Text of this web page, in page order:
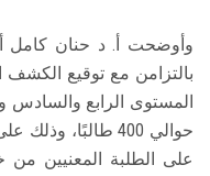
وأوضحت أ. د حنان كامل
بالتزامن مع توقيع
المستوى الرابع والسادس
حوالي 400 طالبًا،
على الطلبة المعنيين من